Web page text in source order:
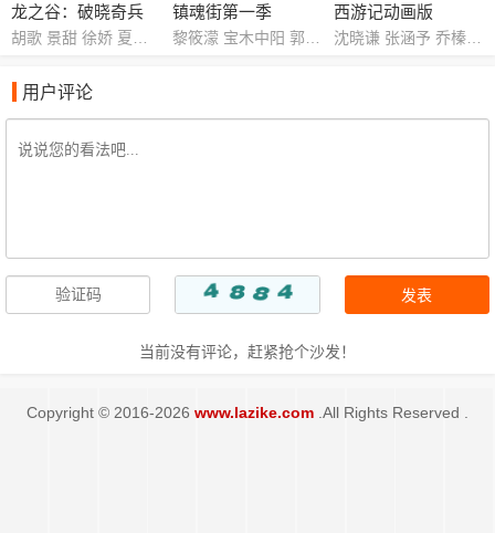
龙之谷：破晓奇兵 镇魂街第一季 西游记动画版
沈晓谦 张涵予 乔榛 程玉珠 刘风 丁建华 童自荣 胡平智 王肖兵 王建新 狄菲菲 严崇德 白涛 刘钦 孙渝烽 海帆 罗港生 姜玉玲 王静文 戴学庐 曾丹 齐杰 刘润成 党同义 纪元 李立宏 廖菁 张璐 田二喜 王羊 张伟
用户评论
当前没有评论，赶紧抢个沙发！
Copyright © 2016-2026 www.lazike.com .All Rights Reserved .